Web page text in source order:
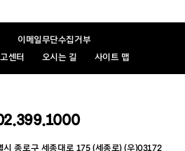
이메일무단수집거부
센터 오시는 길 사이트 맵
종로구 세종대로 175 (세종로) (우)03172